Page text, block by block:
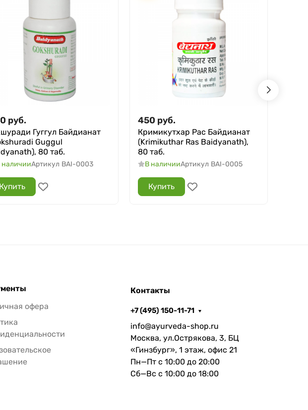
руб.
Гуггул Байдианат
Guggul
80 таб.
наличииАртикул BAI-0003
Купить
450 руб.
Кримикутхар Рас Байдианат
(Krimikuthar Ras Baidyanath),
80 таб.
В наличииАртикул BAI-0005
Купить
офера
Контакты
+7 (495) 150-11-71
info@ayurveda-shop.ru
Москва, ул.Острякова, 3, БЦ
«Гинзбург», 1 этаж, офис 21
Пн—Пт с 10:00 до 20:00
Сб—Вс с 10:00 до 18:00